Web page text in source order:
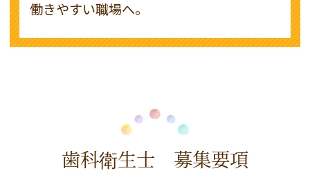
働きやすい職場へ。
歯科衛生士 募集要項